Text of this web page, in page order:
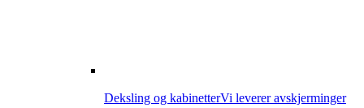
Deksling og kabinetterVi leverer avskjerminger